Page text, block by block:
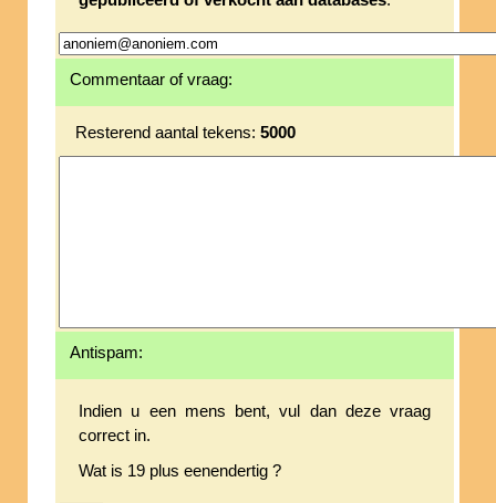
Commentaar of vraag:
Resterend aantal tekens: 5000
Antispam:
Indien u een mens bent, vul dan deze vraag
correct in.
Wat is 19 plus eenendertig ?